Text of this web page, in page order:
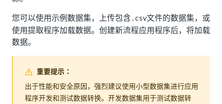
您可以使用示例数据集，上传包含.csv文件的数据集，或
使用提取程序加载数据。创建新流程应用程序后，将加载
数据。
重要提示：
出于性能和安全原因，强烈建议使用小型数据集进行应用
程序开发和测试数据转换。开发数据集用于测试数据转